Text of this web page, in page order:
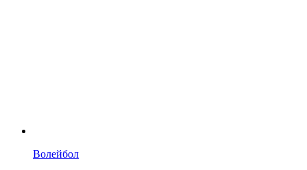
Волейбол